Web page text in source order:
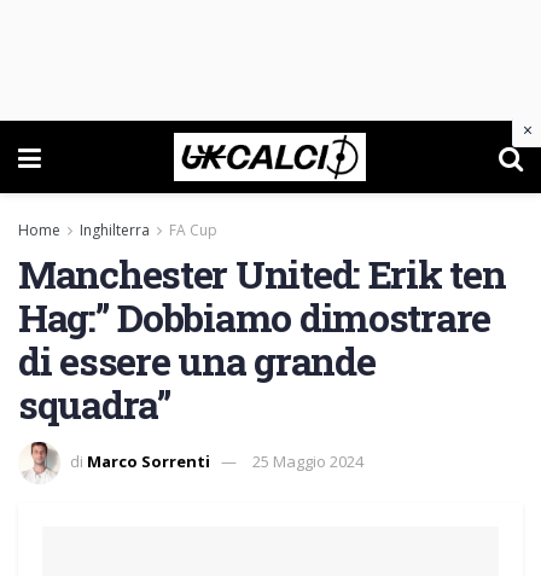
Home Inghilterra FA Cup
Manchester United: Erik ten
Hag:” Dobbiamo dimostrare
di essere una grande
squadra”
di Marco Sorrenti 25 Maggio 2024
×